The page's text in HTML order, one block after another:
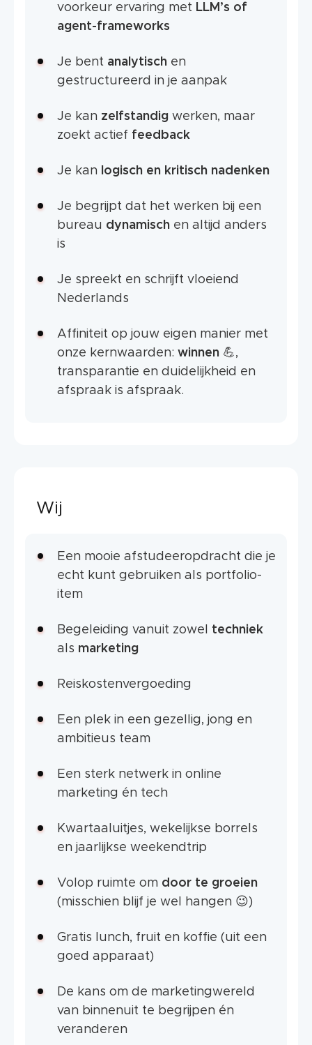
voorkeur ervaring met LLM’s of
agent-frameworks
Je bent analytisch en
gestructureerd in je aanpak
Je kan zelfstandig werken, maar
zoekt actief feedback
Je kan logisch en kritisch nadenken
Je begrijpt dat het werken bij een
bureau dynamisch en altijd anders
is
Je spreekt en schrijft vloeiend
Nederlands
Affiniteit op jouw eigen manier met
onze kernwaarden: winnen 💪,
transparantie en duidelijkheid en
afspraak is afspraak.
Wij
Een mooie afstudeeropdracht die je
echt kunt gebruiken als portfolio-
item
Begeleiding vanuit zowel techniek
als marketing
Reiskostenvergoeding
Een plek in een gezellig, jong en
ambitieus team
Een sterk netwerk in online
marketing én tech
Kwartaaluitjes, wekelijkse borrels
en jaarlijkse weekendtrip
Volop ruimte om door te groeien
(misschien blijf je wel hangen 😉)
Gratis lunch, fruit en koffie (uit een
goed apparaat)
De kans om de marketingwereld
van binnenuit te begrijpen én
veranderen